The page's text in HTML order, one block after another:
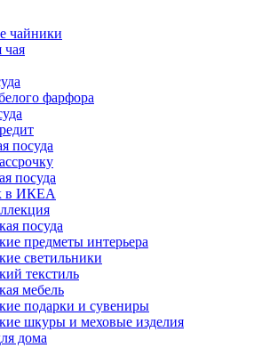
чайники
чая
фарфора
посуда
посуда
в ИКЕА
посуда
предметы интерьера
светильники
текстиль
мебель
подарки и сувениры
шкуры и меховые изделия
дома